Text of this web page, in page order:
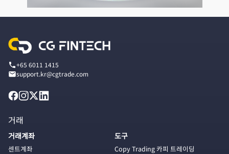
+65 6011 1415
support.kr@cgtrade.com
거래
거래계좌
센트계좌
도구
Copy Trading 카피 트레이딩